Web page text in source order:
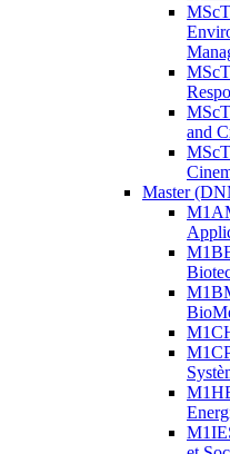
and
Master